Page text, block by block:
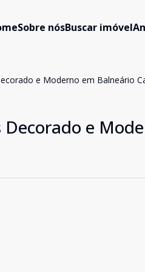
Sobre nósBuscar imóvel
e Moderno em Balneário
e